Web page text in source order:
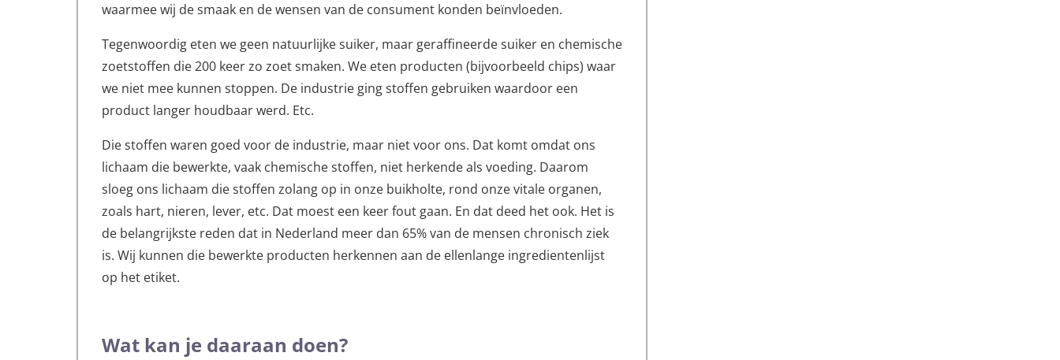
waarmee wij de smaak en de wensen van de consument konden beïnvloeden.
Tegenwoordig eten we geen natuurlijke suiker, maar geraffineerde suiker en chemische
zoetstoffen die 200 keer zo zoet smaken. We eten producten (bijvoorbeeld chips) waar
we niet mee kunnen stoppen. De industrie ging stoffen gebruiken waardoor een
product langer houdbaar werd. Etc.
Die stoffen waren goed voor de industrie, maar niet voor ons. Dat komt omdat ons
lichaam die bewerkte, vaak chemische stoffen, niet herkende als voeding. Daarom
sloeg ons lichaam die stoffen zolang op in onze buikholte, rond onze vitale organen,
zoals hart, nieren, lever, etc. Dat moest een keer fout gaan. En dat deed het ook. Het is
de belangrijkste reden dat in Nederland meer dan 65% van de mensen chronisch ziek
is. Wij kunnen die bewerkte producten herkennen aan de ellenlange ingredientenlijst
op het etiket.
Wat kan je daaraan doen?